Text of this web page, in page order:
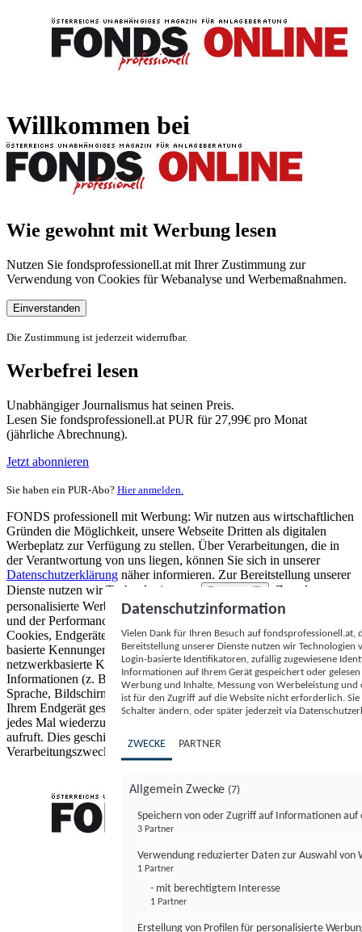
Willkommen bei
Wie gewohnt mit Werbung lesen
Nutzen Sie fondsprofessionell.at mit Ihrer Zustimmung zur
Verwendung von Cookies für Webanalyse und Werbemaßnahmen.
Einverstanden
Die Zustimmung ist jederzeit widerrufbar.
Werbefrei lesen
Unabhängiger Journalismus hat seinen Preis.
Lesen Sie fondsprofessionell.at PUR für 27,99€ pro Monat
(jährliche Abrechnung).
Jetzt abonnieren
Sie haben ein PUR-Abo? Hier anmelden.
FONDS professionell mit Werbung: Wir nutzen aus wirtschaftlichen
Gründen die Möglichkeit, unsere Webseite Dritten als digitalen
Werbeplatz zur Verfügung zu stellen. Über Verarbeitungen, die in
der Verantwortung von uns liegen, können Sie sich in unserer
Datenschutzerklärung näher informieren. Zur Bereitstellung unserer
Dienste nutzen wir Technologien von
Partnern (5)
. Zwecke:
personalisierte Werbung und Inhalte, Messung von Werbeleistung
und der Performance von Inhalten sowie Zielgruppenforschung.
Cookies, Endgeräte- oder ähnliche Online-Kennungen (z. B. login-
basierte Kennungen, zufällig generierte Kennungen,
netzwerkbasierte Kennungen) können zusammen mit anderen
Informationen (z. B. Browsertyp und Browserinformationen,
Sprache, Bildschirmgröße, unterstützte Technologien usw.) auf
Ihrem Endgerät gespeichert oder von dort ausgelesen werden, um es
jedes Mal wiederzuerkennen, wenn es eine App oder einer Webseite
aufruft. Dies geschieht für einen oder mehrere der hier aufgeführten
Verarbeitungszwecke.
Datenschutzinformation
Vielen Dank für Ihren Besuch auf
Bereitstellung unserer Dienste nutzen wir Technologien
Login-basierte Identifikatoren, zufällig zugewiesene
Informationen auf Ihrem Gerät gespeichert oder
Werbung und Inhalte, Messung von Werbeleistung
ist für den Zugriff auf die Website nicht erforderlich.
Schalter ändern, oder später jederzeit via
ZWECKE PARTNER
Allgemein Zwecke (7)
Speichern von oder Zugriff auf Informationen auf
3 Partner
Verwendung reduzierter Daten zur Auswahl von
1 Partner
- mit berechtigtem Interesse
1 Partner
Erstellung von Profilen für personalisierte
FONDS professionell